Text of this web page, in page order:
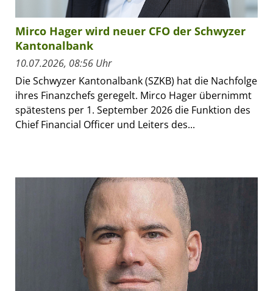
Mirco Hager wird neuer CFO der Schwyzer
Kantonalbank
10.07.2026, 08:56 Uhr
Die Schwyzer Kantonalbank (SZKB) hat die Nachfolge
ihres Finanzchefs geregelt. Mirco Hager übernimmt
spätestens per 1. September 2026 die Funktion des
Chief Financial Officer und Leiters des...